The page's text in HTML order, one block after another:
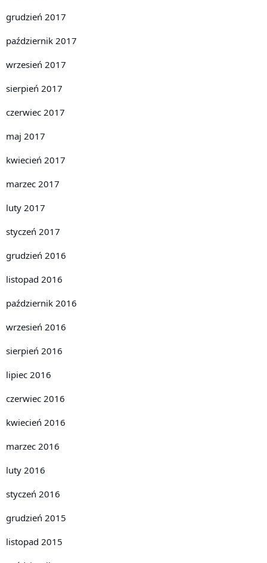
grudzień 2017
październik 2017
wrzesień 2017
sierpień 2017
czerwiec 2017
maj 2017
kwiecień 2017
marzec 2017
luty 2017
styczeń 2017
grudzień 2016
listopad 2016
październik 2016
wrzesień 2016
sierpień 2016
lipiec 2016
czerwiec 2016
kwiecień 2016
marzec 2016
luty 2016
styczeń 2016
grudzień 2015
listopad 2015